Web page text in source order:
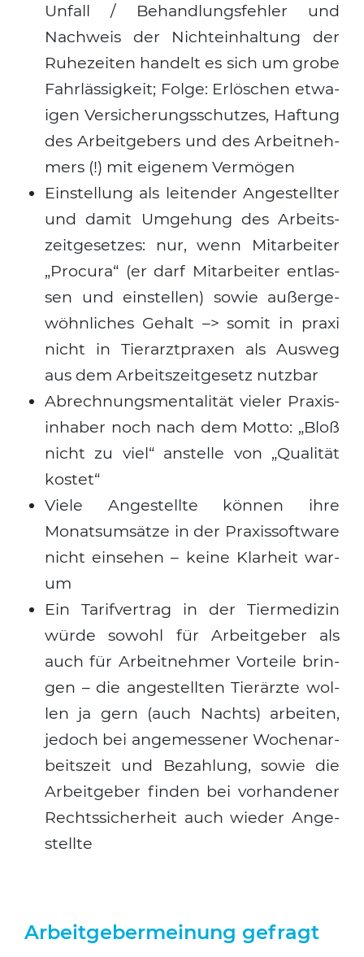
Unfall / Behand­lungs­feh­ler und
Nach­weis der Nicht­ein­hal­tung der
Ruhe­zei­ten han­delt es sich um gro­be
Fahr­läs­sig­keit; Fol­ge: Erlö­schen etwa­
igen Ver­si­che­rungs­schut­zes, Haf­tung
des Arbeit­ge­bers und des Arbeit­neh­
mers (!) mit eige­nem Ver­mö­gen
Ein­stel­lung als lei­ten­der Ange­stell­ter
und damit Umge­hung des Arbeits­
zeit­ge­set­zes: nur, wenn Mit­ar­bei­ter
„Pro­cu­ra“ (er darf Mit­ar­bei­ter ent­las­
sen und ein­stel­len) sowie außer­ge­
wöhn­li­ches Gehalt –> somit in pra­xi
nicht in Tier­arzt­pra­xen als Aus­weg
aus dem Arbeits­zeit­ge­setz nutz­bar
Abrech­nungs­men­ta­li­tät vie­ler Pra­xis­
in­ha­ber noch nach dem Mot­to: „Bloß
nicht zu viel“ anstel­le von „Qua­li­tät
kos­tet“
Vie­le Ange­stell­te kön­nen ihre
Monats­um­sät­ze in der Pra­xis­soft­ware
nicht ein­se­hen – kei­ne Klar­heit war­
um
Ein Tarif­ver­trag in der Tier­me­di­zin
wür­de sowohl für Arbeit­ge­ber als
auch für Arbeit­neh­mer Vor­tei­le brin­
gen – die ange­stell­ten Tier­ärz­te wol­
len ja gern (auch Nachts) arbei­ten,
jedoch bei ange­mes­se­ner Wochen­ar­
beits­zeit und Bezah­lung, sowie die
Arbeit­ge­ber fin­den bei vor­han­de­ner
Rechts­si­cher­heit auch wie­der Ange­
stell­te
Arbeitgebermeinung gefragt